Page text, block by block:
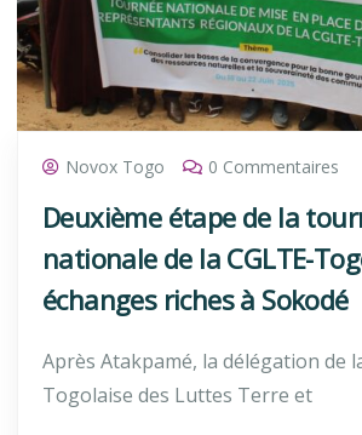
Novox Togo 0 Commentaires
Deuxième étape de la
nationale de la CGLTE-
échanges riches à Sokodé
Après Atakpamé, la délégation de
Togolaise des Luttes Terre et